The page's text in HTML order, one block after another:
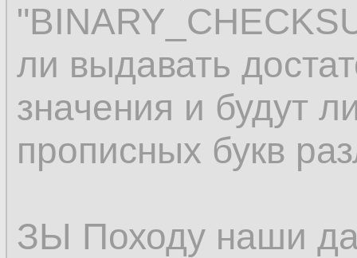
ли выдавать
значения и будут
прописных букв
ЗЫ Походу наши